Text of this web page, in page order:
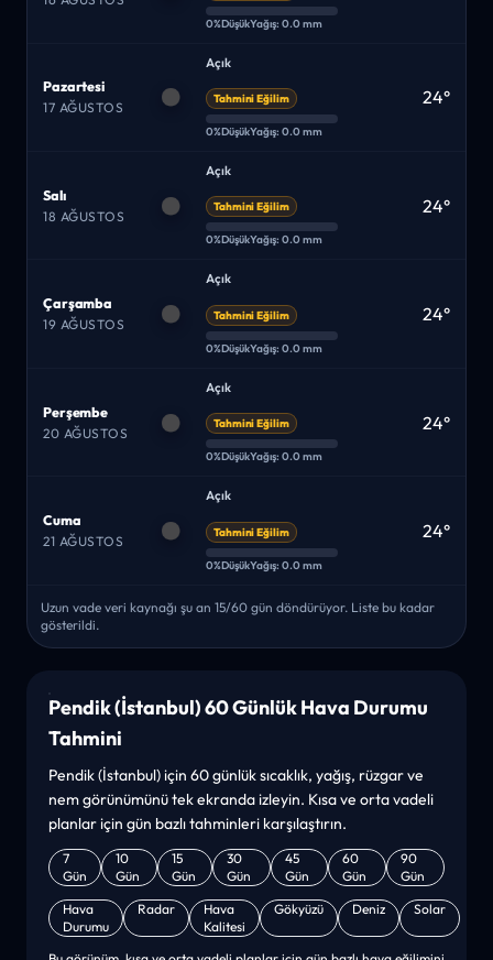
0%DüşükYağış: 0.0 mm
Pazartesi
17 AĞUSTOS
Açık
Tahmini Eğilim
0%DüşükYağış: 0.0 mm
24°
Salı
18 AĞUSTOS
Açık
Tahmini Eğilim
0%DüşükYağış: 0.0 mm
24°
Çarşamba
19 AĞUSTOS
Açık
Tahmini Eğilim
0%DüşükYağış: 0.0 mm
24°
Perşembe
20 AĞUSTOS
Açık
Tahmini Eğilim
0%DüşükYağış: 0.0 mm
24°
Cuma
21 AĞUSTOS
Açık
Tahmini Eğilim
0%DüşükYağış: 0.0 mm
24°
Uzun vade veri kaynağı şu an 15/60 gün döndürüyor. Liste bu kadar
gösterildi.
Pendik (İstanbul) 60 Günlük Hava Durumu
Tahmini
Pendik (İstanbul) için 60 günlük sıcaklık, yağış, rüzgar ve
nem görünümünü tek ekranda izleyin. Kısa ve orta vadeli
planlar için gün bazlı tahminleri karşılaştırın.
7
Gün
10
Gün
15
Gün
30
Gün
45
Gün
60
Gün
90
Gün
Hava
Durumu
Radar
Hava
Kalitesi
Gökyüzü Deniz Solar